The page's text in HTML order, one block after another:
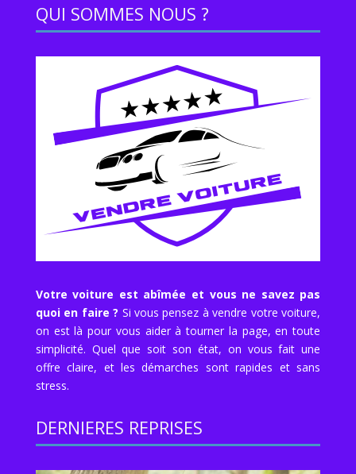
QUI SOMMES NOUS ?
Votre voiture est abîmée et vous ne savez pas
quoi en faire ? Si vous pensez à vendre votre voiture,
on est là pour vous aider à tourner la page, en toute
simplicité. Quel que soit son état, on vous fait une
offre claire, et les démarches sont rapides et sans
stress.
DERNIERES REPRISES